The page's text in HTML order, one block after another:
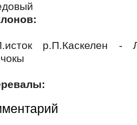
р.П.Каскелен -